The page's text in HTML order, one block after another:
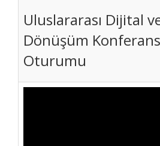
Uluslararası Dijital
Dönüşüm
Oturumu